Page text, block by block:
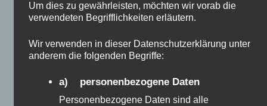
große Investition ist anders. Interessen Preisen
macht das Haus viel teurer ist am Ende. Steuer und
Versicherung schneidet die Rückkehr.
Wartungskosten könnent-cut die Steuer. Hypothek
wenn eine Reparatur könnte echt teuer werden.
denken Sie an neue Fenster oder ein neues Dach
Um dies zu gewährleisten, möchten wir vorab die
verwendeten Begrifflichkeiten erläutern.
Wir verwenden in dieser Datenschutzerklärung unter
anderem die folgenden Begriffe:
a) personenbezogene Daten
Personenbezogene Daten sind alle